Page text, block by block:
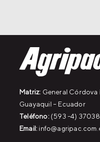
Matriz: General Córdova
Guayaquil – Ecuador
Teléfono:(593 -4)
Email: